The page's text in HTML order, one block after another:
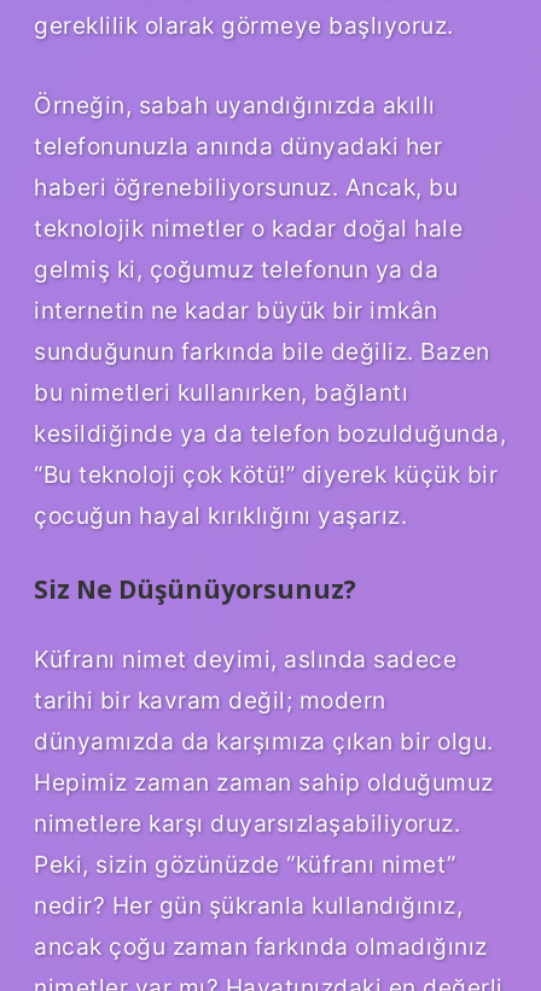
gereklilik olarak görmeye başlıyoruz.
Örneğin, sabah uyandığınızda akıllı
telefonunuzla anında dünyadaki her
haberi öğrenebiliyorsunuz. Ancak, bu
teknolojik nimetler o kadar doğal hale
gelmiş ki, çoğumuz telefonun ya da
internetin ne kadar büyük bir imkân
sunduğunun farkında bile değiliz. Bazen
bu nimetleri kullanırken, bağlantı
kesildiğinde ya da telefon bozulduğunda,
“Bu teknoloji çok kötü!” diyerek küçük bir
çocuğun hayal kırıklığını yaşarız.
Siz Ne Düşünüyorsunuz?
Küfranı nimet deyimi, aslında sadece
tarihi bir kavram değil; modern
dünyamızda da karşımıza çıkan bir olgu.
Hepimiz zaman zaman sahip olduğumuz
nimetlere karşı duyarsızlaşabiliyoruz.
Peki, sizin gözünüzde “küfranı nimet”
nedir? Her gün şükranla kullandığınız,
ancak çoğu zaman farkında olmadığınız